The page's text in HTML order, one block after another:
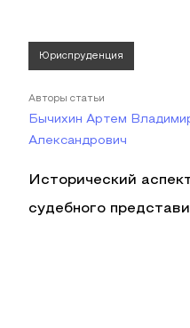
Юриспруденция
Авторы статьи
Бычихин Артем
Александрович
Исторический
судебного